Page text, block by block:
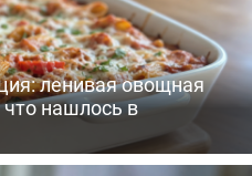
ленивая овощная
что нашлось в